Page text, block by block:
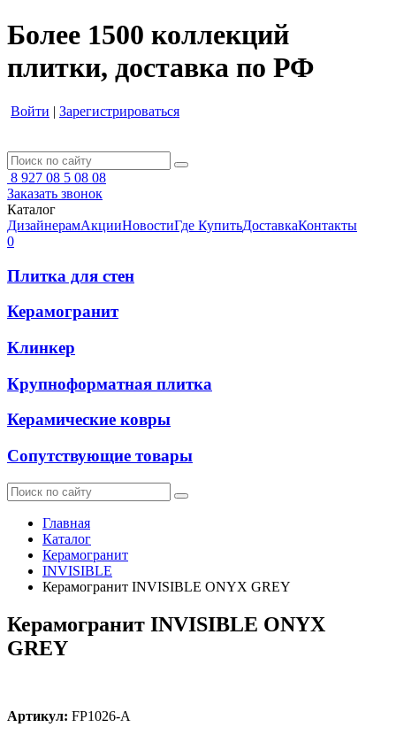
Более 1500 коллекций
плитки, доставка по РФ
Войти | Зарегистрироваться
8 927 08 5 08 08
Заказать звонок
Каталог
ДизайнерамАкцииНовостиГде КупитьДоставкаКонтакты
0
Плитка для стен
Керамогранит
Клинкер
Крупноформатная плитка
Керамические ковры
Сопутствующие товары
Главная
Каталог
Керамогранит
INVISIBLE
Керамогранит INVISIBLE ONYX GREY
Керамогранит INVISIBLE ONYX
GREY
Артикул: FP1026-A